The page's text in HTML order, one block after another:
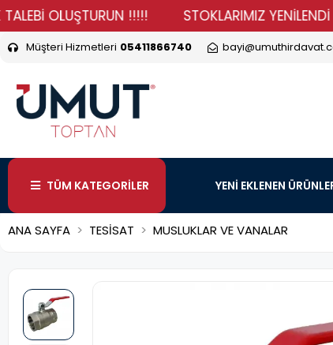
OLUŞTURUN !!!!! STOKLARIMIZ YENİLENDİ HADİ
Müşteri Hizmetleri 05411866740
TÜM KATEGORİLER YENİ EKLENEN
ANA SAYFA TESİSAT MUSLUKLAR VE VANALAR